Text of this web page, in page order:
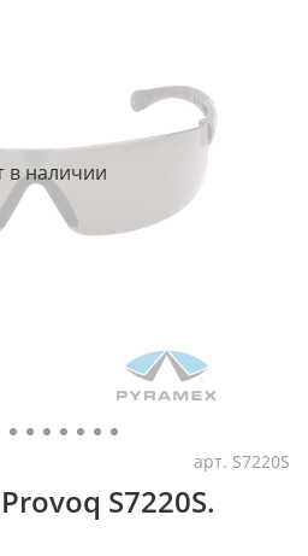
в наличии
арт. S7220S
S7220S.